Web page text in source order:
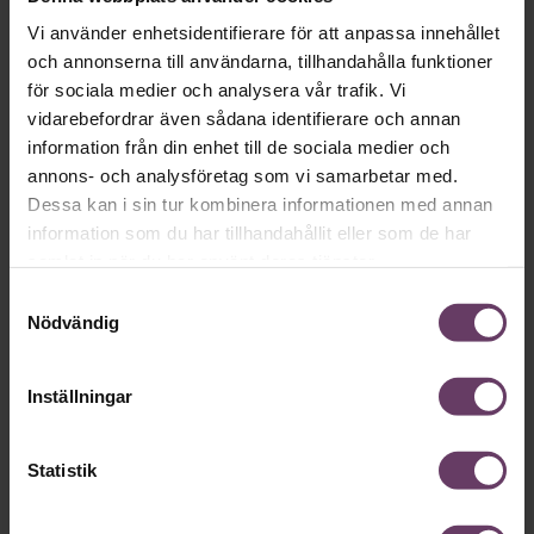
Vi använder enhetsidentifierare för att anpassa innehållet
och annonserna till användarna, tillhandahålla funktioner
för sociala medier och analysera vår trafik. Vi
vidarebefordrar även sådana identifierare och annan
information från din enhet till de sociala medier och
annons- och analysföretag som vi samarbetar med.
Dessa kan i sin tur kombinera informationen med annan
information som du har tillhandahållit eller som de har
Nödvändig
Inställningar
Statistik
Därför är det viktigt med kunskap om
din personlighet
Har du kunskap om din personlighet och hur den präglar din
ledarstil? I boken Personlighet i arbetetvill Anders Sjöberg,
forskare i psykologi, tillsammans med kollegerna Sofia
Sjöberg och Sara Henrysson Eidvall få oss att förstå hur
personligheten påverkar oss på jobbet.